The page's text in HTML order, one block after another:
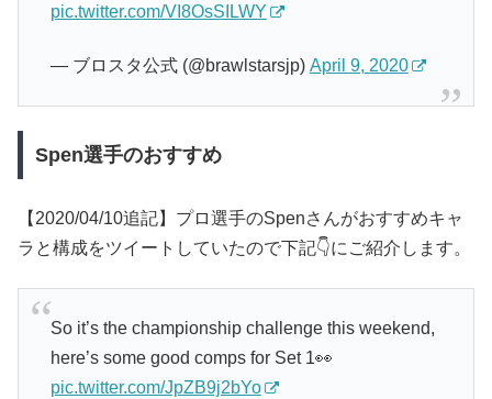
pic.twitter.com/VI8OsSILWY
— ブロスタ公式 (@brawlstarsjp) April 9, 2020
Spen選手のおすすめ
【2020/04/10追記】プロ選手のSpenさんがおすすめキャ
ラと構成をツイートしていたので下記👇にご紹介します。
So it’s the championship challenge this weekend,
here’s some good comps for Set 1👀
pic.twitter.com/JpZB9j2bYo